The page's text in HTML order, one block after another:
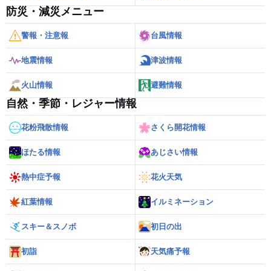
防災・減災メニュー
警報・注意報 台風情報
地震情報 津波情報
火山情報 避難情報
自然・季節・レジャー情報
花粉飛散情報 さくら開花情報
ほたる情報 あじさい情報
熱中症予報 花火天気
紅葉情報 イルミネーション
スキー＆スノボ 初日の出
初詣 天気痛予報